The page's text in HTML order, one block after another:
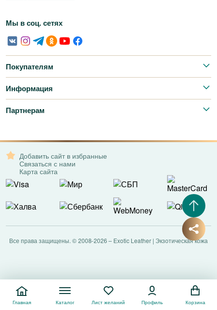
Мы в соц. сетях
Покупателям
Информация
Партнерам
Добавить сайт в избранные
Связаться с нами
Карта сайта
Все права защищены. © 2008-2026 – Exotic Leather | Экзотическая кожа
Главная Каталог Лист желаний Профиль Корзина